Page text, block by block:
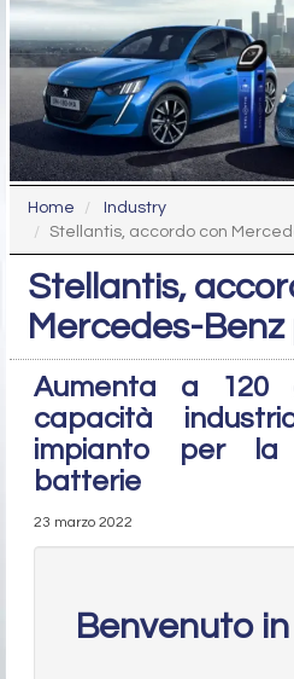
Home
Industry
Stellantis, accordo con
Stellantis,
Mercedes-Benz
Aumenta a 120
capacità
impianto per la
batterie
23 marzo 2022
Benvenuto